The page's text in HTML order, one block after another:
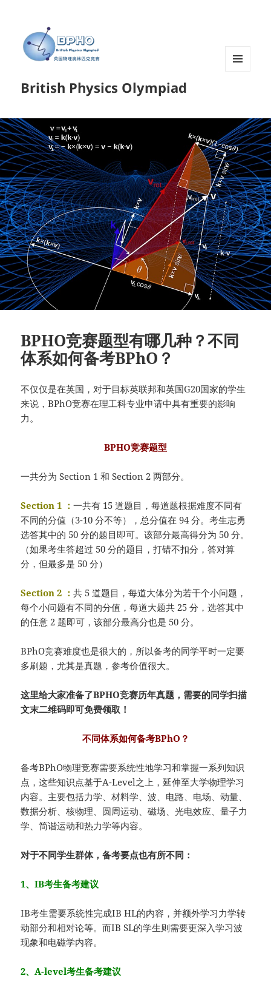
British Physics Olympiad
BPHO竞赛题型有哪几种？不同
体系如何备考BPhO？
不仅仅是在英国，对于目标英联邦和英国G20国家的学生
来说，BPhO竞赛在理工科专业申请中具有重要的影响
力。
BPHO竞赛题型
一共分为 Section 1 和 Section 2 两部分。
Section 1 ：一共有 15 道题目，每道题根据难度不同有
不同的分值（3-10 分不等），总分值在 94 分。考生志勇
选答其中的 50 分的题目即可。该部分最高得分为 50 分。
（如果考生答超过 50 分的题目，打错不扣分，答对算
分，但最多是 50 分）
Section 2 ：共 5 道题目，每道大体分为若干个小问题，
每个小问题有不同的分值，每道大题共 25 分，选答其中
的任意 2 题即可，该部分最高分也是 50 分。
BPhO竞赛难度也是很大的，所以备考的同学平时一定要
多刷题，尤其是真题，参考价值很大。
这里给大家准备了BPHO竞赛历年真题，需要的同学扫描
文末二维码即可免费领取！
不同体系如何备考BPhO？
备考BPhO物理竞赛需要系统性地学习和掌握一系列知识
点，这些知识点基于A-Level之上，延伸至大学物理学习
内容。主要包括力学、材料学、波、电路、电场、动量、
数据分析、核物理、圆周运动、磁场、光电效应、量子力
学、简谐运动和热力学等内容。
对于不同学生群体，备考要点也有所不同：
1、IB考生备考建议
IB考生需要系统性完成IB HL的内容，并额外学习力学转
动部分和相对论等。而IB SL的学生则需要更深入学习波
现象和电磁学内容。
2、A-level考生备考建议